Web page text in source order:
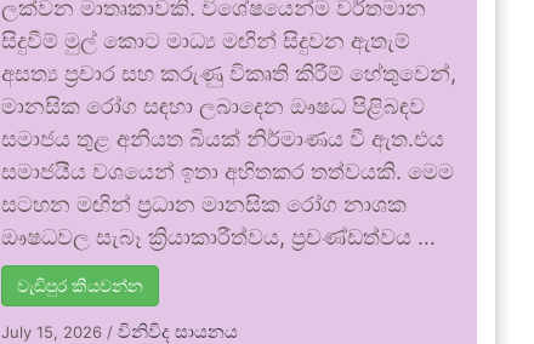
ලක්වන මාතෘකාවකි. විශේෂයෙන්ම වර්තමාන
සිදුවීම් මුල් කොට මාධ්‍ය මඟින් සිදුවන ඇතැම්
අසත්‍ය ප්‍රචාර සහ කරුණු විකෘති කිරීම් හේතුවෙන්,
මානසික රෝග සඳහා ලබාදෙන ඖෂධ පිළිබඳව
සමාජය තුළ අනියත බියක් නිර්මාණය වී ඇත.එය
සමාජයීය වශයෙන් ඉතා අහිතකර තත්වයකි. මෙම
සටහන මඟින් ප්‍රධාන මානසික රෝග නාශක
ඖෂධවල සැබෑ ක්‍රියාකාරීත්වය, ප්‍රචණ්ඩත්වය …
වැඩිපුර කියවන්න
July 15, 2026 /විනිවිද සායනය